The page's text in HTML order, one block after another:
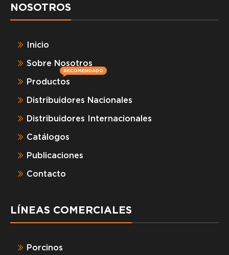
NOSOTROS
Inicio
Sobre Nosotros
Productos
RECOMENDADO
Distribuidores Nacionales
Distribuidores Internacionales
Catálogos
Publicaciones
Contacto
LÍNEAS COMERCIALES
Porcinos